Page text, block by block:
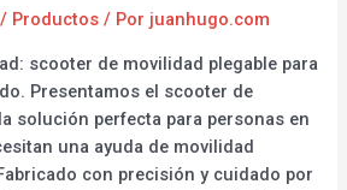
/ Productos / Por juanhugo.com
scooter de movilidad plegable para
Presentamos el scooter de
solución perfecta para personas en
una ayuda de movilidad
con precisión y cuidado por